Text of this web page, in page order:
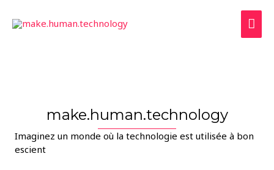
make.human.technology
Imaginez un monde où la technologie est utilisée à bon
escient